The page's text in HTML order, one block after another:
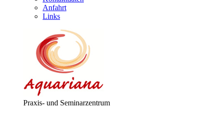
Anfahrt
Links
Praxis- und Seminarzentrum